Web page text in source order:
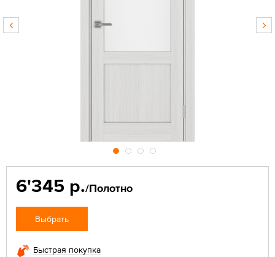
6'345 р./Полотно
Выбрать
Быстрая покупка